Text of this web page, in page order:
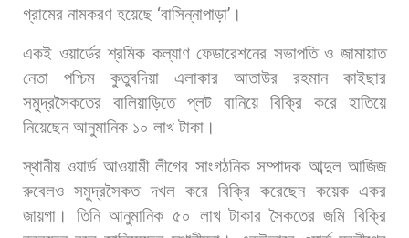
গ্রামের নামকরণ হয়েছে ‘বাসিন্নাপাড়া’ ।
একই ওয়ার্ডের শ্রমিক কল্যাণ ফেডারেশনের সভাপতি ও জামায়াত
নেতা
পশ্চিম কুতুবদিয়া এলাকার আতাউর রহমান
কাইছার
সমুদ্রসৈকতের
বালিয়াড়িতে প্লট বানিয়ে বিক্রি করে
হাতিয়ে
নিয়েছেন আনুমানিক ১০ লাখ টাকা।
স্থানীয় ওয়ার্ড আওয়ামী লীগের সাংগঠনিক সম্পাদক আব্দুল আজিজ
রুবেলও সমুদ্রসৈকত দখল করে বিক্রি করেছেন কয়েক একর
জায়গা।
তিনি আনুমানিক ৫০ লাখ টাকার সৈকতের জমি বিক্রি